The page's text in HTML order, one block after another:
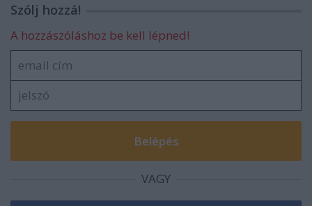
Szólj hozzá!
A hozzászóláshoz be kell lépned!
VAGY